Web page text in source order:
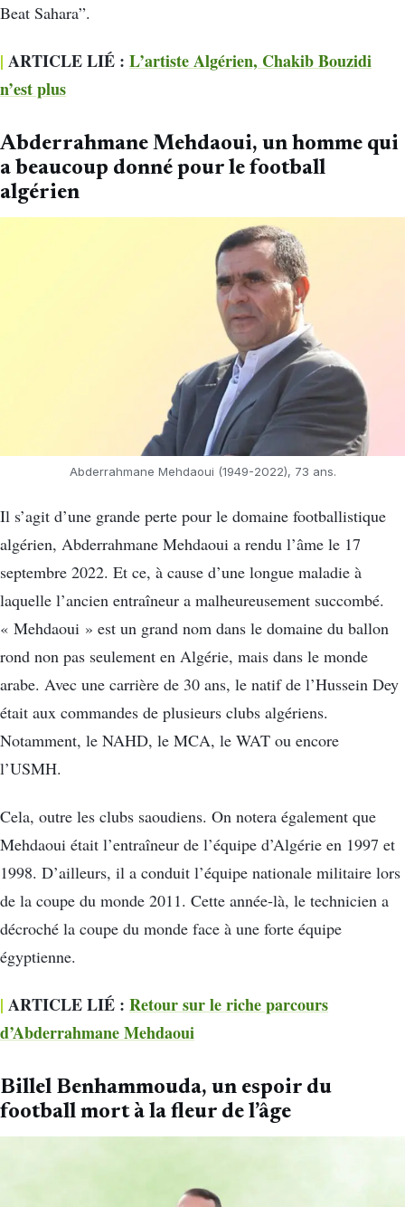
Beat Sahara”.
| ARTICLE LIÉ : L’artiste Algérien, Chakib Bouzidi
n’est plus
Abderrahmane Mehdaoui, un homme qui
a beaucoup donné pour le football
algérien
Abderrahmane Mehdaoui (1949-2022), 73 ans.
Il s’agit d’une grande perte pour le domaine footballistique
algérien, Abderrahmane Mehdaoui a rendu l’âme le 17
septembre 2022. Et ce, à cause d’une longue maladie à
laquelle l’ancien entraîneur a malheureusement succombé.
« Mehdaoui » est un grand nom dans le domaine du ballon
rond non pas seulement en Algérie, mais dans le monde
arabe. Avec une carrière de 30 ans, le natif de l’Hussein Dey
était aux commandes de plusieurs clubs algériens.
Notamment, le NAHD, le MCA, le WAT ou encore
l’USMH.
Cela, outre les clubs saoudiens. On notera également que
Mehdaoui était l’entraîneur de l’équipe d’Algérie en 1997 et
1998. D’ailleurs, il a conduit l’équipe nationale militaire lors
de la coupe du monde 2011. Cette année-là, le technicien a
décroché la coupe du monde face à une forte équipe
égyptienne.
| ARTICLE LIÉ : Retour sur le riche parcours
d’Abderrahmane Mehdaoui
Billel Benhammouda, un espoir du
football mort à la fleur de l’âge